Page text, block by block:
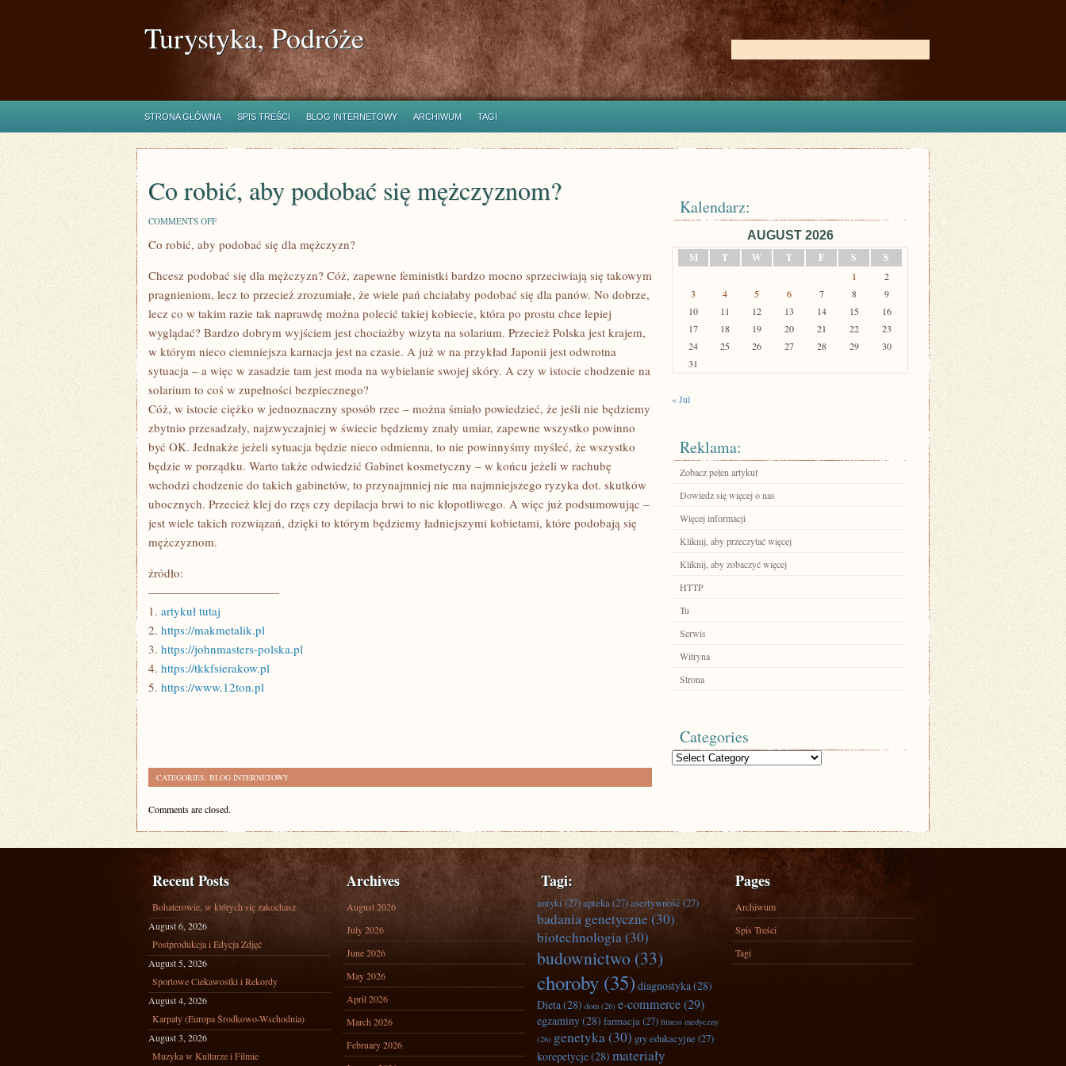
Turystyka, Podróże
STRONA GŁÓWNA SPIS TREŚCI BLOG INTERNETOWY ARCHIWUM TAGI
Co robić, aby podobać się mężczyznom?
COMMENTS OFFON
ROBIĆ,
SIĘ
MĘŻCZYZNOM?
Co robić, aby podobać się dla mężczyzn?
Chcesz podobać się dla mężczyzn? Cóż, zapewne feministki bardzo mocno sprzeciwiają się takowym
pragnieniom, lecz to przecież zrozumiałe, że wiele pań chciałaby podobać się dla panów. No dobrze,
lecz co w takim razie tak naprawdę można polecić takiej kobiecie, która po prostu chce lepiej
wyglądać? Bardzo dobrym wyjściem jest chociażby wizyta na solarium. Przecież Polska jest krajem,
w którym nieco ciemniejsza karnacja jest na czasie. A już w na przykład Japonii jest odwrotna
sytuacja – a więc w zasadzie tam jest moda na wybielanie swojej skóry. A czy w istocie chodzenie na
solarium to coś w zupełności bezpiecznego?
Cóż, w istocie ciężko w jednoznaczny sposób rzec – można śmiało powiedzieć, że jeśli nie będziemy
zbytnio przesadzały, najzwyczajniej w świecie będziemy znały umiar, zapewne wszystko powinno
być OK. Jednakże jeżeli sytuacja będzie nieco odmienna, to nie powinnyśmy myśleć, że wszystko
będzie w porządku. Warto także odwiedzić Gabinet kosmetyczny – w końcu jeżeli w rachubę
wchodzi chodzenie do takich gabinetów, to przynajmniej nie ma najmniejszego ryzyka dot. skutków
ubocznych. Przecież klej do rzęs czy depilacja brwi to nic kłopotliwego. A więc już podsumowując –
jest wiele takich rozwiązań, dzięki to którym będziemy ładniejszymi kobietami, które podobają się
mężczyznom.
źródło:
———————————
1. artykuł tutaj
2. https://makmetalik.pl
3. https://johnmasters-polska.pl
4. https://tkkfsierakow.pl
5. https://www.12ton.pl
CATEGORIES: BLOG INTERNETOWY
Comments are closed.
Kalendarz:
AUGUST 2026
M
T W T F S S
1
2
3
4 5 6 7 8
9
10
11 12 13 14 15
16
17
18 19 20 21 22
23
24
25 26 27 28 29
30
31
« Jul
Reklama:
Zobacz pełen artykuł
Dowiedz się więcej o nas
Więcej informacji
Kliknij, aby przeczytać więcej
Kliknij, aby zobaczyć więcej
HTTP
Tu
Serwis
Witryna
Strona
Categories
Categories
Recent Posts
Bohaterowie, w których się zakochasz
August 6, 2026
Postprodukcja i Edycja Zdjęć
August 5, 2026
Sportowe Ciekawostki i Rekordy
August 4, 2026
Karpaty (Europa Środkowo-Wschodnia)
August 3, 2026
Muzyka w Kulturze i Filmie
Archives
August 2026
July 2026
June 2026
May 2026
April 2026
March 2026
February 2026
Tagi:
antyki(27)apteka(27)asertywność(27)
badania genetyczne(30)
biotechnologia(30)
budownictwo (33)
choroby (35) diagnostyka(28)
Dieta(28) dom (26) e-commerce(29)
egzaminy(28) farmacja(27) fitness medyczny
(26) genetyka(30) gry edukacyjne (27)
korepetycje(28) materiały
Pages
Archiwum
Spis Treści
Tagi